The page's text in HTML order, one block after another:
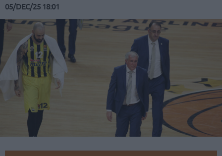
05/DEC/25 18:01